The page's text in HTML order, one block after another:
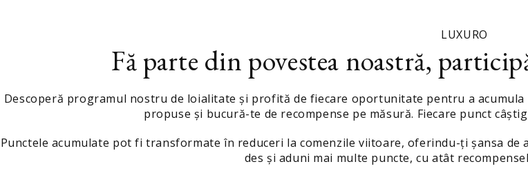
LUXURO
Fă parte din povestea noastră,
Descoperă programul nostru de loialitate și profită de fiecare oportunitate pentru a
propuse și bucură-te de recompense pe măsură. Fiecare punct
Punctele acumulate pot fi transformate în reduceri la comenzile viitoare, oferindu-ți șansa de
des și aduni mai multe puncte, cu atât